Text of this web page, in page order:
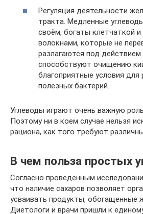
Регуляция деятельности
тракта. Медленные
своём, богаты клетчаткой
волокнами, которые не
разлагаются под
способствуют очищению
благоприятные условия для
полезных бактерий.
Углеводы играют очень важную
Поэтому ни в коем случае нельзя
рациона, как того требуют
В чем польза простых
Согласно проведенным
что наличие сахаров позволяет
усваивать продукты, обогащенные
Диетологи и врачи пришли к